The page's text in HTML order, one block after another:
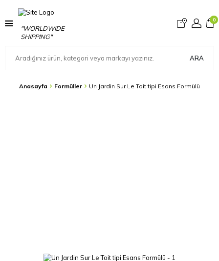
"WORLDWIDE
SHIPPING"
0
ARA
Anasayfa Formüller Un Jardin Sur Le Toit tipi Esans Formülü